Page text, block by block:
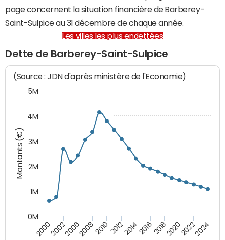
page concernent la situation financière de Barberey-
Saint-Sulpice au 31 décembre de chaque année.
Les villes les plus endettées
Dette de Barberey-Saint-Sulpice
Montants (€)
(Source : JDN d'après ministère de l'Economie)
20002002200620082010 2012201420162018202020222024
0M
1M
2M
3M
4M
5M